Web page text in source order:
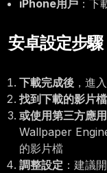
iPhone用戶 ：
安卓設定步驟
下載完成後 ，進
找到下載的影片檔
或使用第三方應用
Wallpaper
的影片檔
調整設定 ：建議